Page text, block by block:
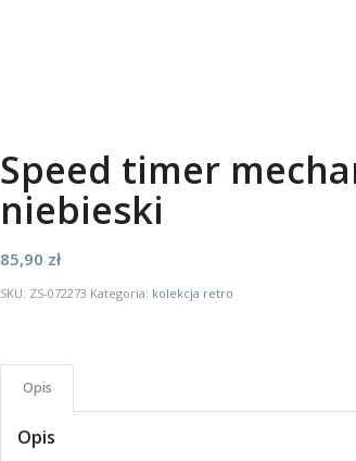
Speed timer
niebieski
85,90 zł
SKU: ZS-072273 Kategoria: kolekcja retro
Opis
Opis